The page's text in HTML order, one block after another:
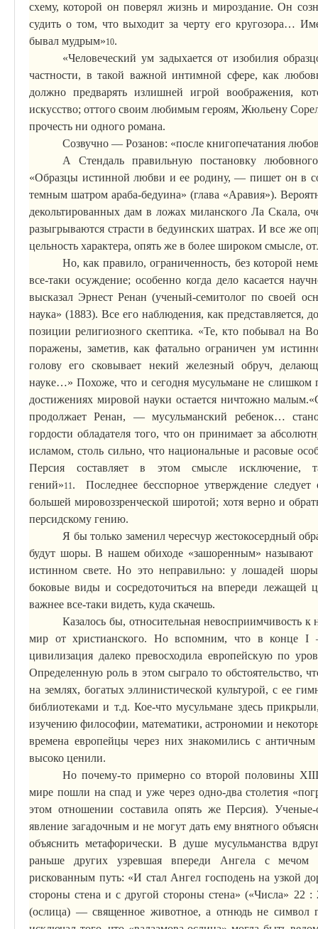
схему, которой он поверял жизнь и мироздание. Он
судить о том, что выходит за черту его кругозора… И
бывал мудрым»10.
«Человеческий ум задыхается от изобилия
частности, в такой важной интимной сфере, как
должно предварять излишней игрой воображения,
искусство; оттого своим любимым героям, Жюльену
прочесть ни одного романа.
Созвучно — Розанов: «после книгопечатания
А Стендаль правильную постановку
«Образцы истинной любви и ее родину, — пишет он в
темным шатром араба-бедуина» (глава «Аравия»).
декольтированных дам в ложах миланского Ла Скала,
разыгрываются страсти в бедуинских шатрах. И все же
цельность характера, опять же в более широком смысле,
Но, как правило, ограниченность, без которой
все-таки осуждение; особенно когда дело касается
высказал Эрнест Ренан (ученый-семитолог по своей
наука» (1883). Все его наблюдения, как представляется,
позиции религиозного скептика. «Те, кто побывал на
поражены, заметив, как фатально ограничен ум
голову его сковывает некий железный обруч,
науке…» Похоже, что и сегодня мусульмане не слишком
достижениях мировой науки остается ничтожно малым.
продолжает Ренан, — мусульманский ребенок…
гордости обладателя того, что он принимает за
исламом, столь сильно, что национальные и расовые
Персия составляет в этом смысле исключение,
гений»11.
Последнее бесспорное утверждение
большей мировоззренческой широтой; хотя верно и
персидскому гению.
Я бы только заменил чересчур жестокосердный
будут шоры. В нашем обиходе «зашоренным» называют
истинном свете. Но это неправильно: у лошадей шоры
боковые виды и сосредоточиться на впереди лежащей
важнее все-таки видеть, куда скачешь.
Казалось бы, относительная невосприимчивость к
мир отхристианского. Но вспомним, что в конце I —
цивилизация далеко превосходила европейскуюпо
Определенную роль в этом сыграло то обстоятельство,
на землях, богатых эллинистической культурой, с ее
библиотеками и т.д. Кое-что мусульмане здесь
изучению философии, математики, астрономии и
времена европейцы через них знакомились с
высоко ценили.
Но почему-то примерно со второй половины XIII
мире пошли на спад и уже через одно-два столетия
этом отношении составила опять же Персия). Ученые-
явление загадочным и не могут дать ему внятного
объяснить метафорически. В душе мусульманства
раньше других узревшая впереди Ангела с мечом
рискованным путь: «И стал Ангел господень на узкой
стороны стена и с другой стороны стена» («Числа» 22 :
(ослица) — священное животное, а отнюдь не символ